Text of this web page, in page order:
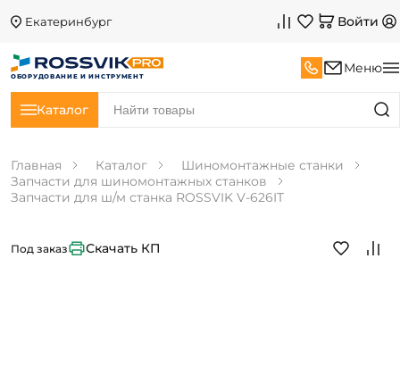
Екатеринбург Войти
ОБОРУДОВАНИЕ И ИНСТРУМЕНТ
Меню
Каталог
Главная Каталог
Шиномонтажные станки
Запчасти для шиномонтажных станков
Запчасти для ш/м станка ROSSVIK V-626IT
Под заказ Скачать КП